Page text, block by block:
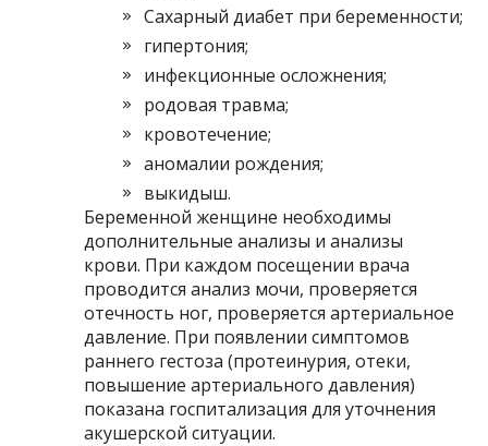
Сахарный диабет при беременности;
гипертония;
инфекционные осложнения;
родовая травма;
кровотечение;
аномалии рождения;
выкидыш.
Беременной женщине необходимы
дополнительные анализы и анализы
крови. При каждом посещении врача
проводится анализ мочи, проверяется
отечность ног, проверяется артериальное
давление. При появлении симптомов
раннего гестоза (протеинурия, отеки,
повышение артериального давления)
показана госпитализация для уточнения
акушерской ситуации.